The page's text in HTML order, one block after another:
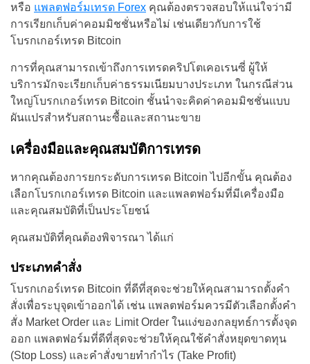
หรือ แพลตฟอร์มเทรด Forex คุณต้องตรวจสอบให้แน่ใจว่ามี
การเรียกเก็บค่าคอมมิชชั่นหรือไม่ เช่นเดียวกับการใช้
โบรกเกอร์เทรด Bitcoin
การที่คุณสามารถเข้าถึงการเทรดคริปโตเคอเรนซี่ ผู้ให้
บริการมักจะเรียกเก็บค่าธรรมเนียมบางประเภท ในกรณีส่วน
ใหญ่โบรกเกอร์เทรด Bitcoin ชั้นนำจะคิดค่าคอมมิชชั่นแบบ
ผันแปรสำหรับสถานะซื้อและสถานะขาย
เครื่องมือและคุณสมบัติการเทรด
หากคุณต้องการยกระดับการเทรด Bitcoin ไปอีกขั้น คุณต้อง
เลือกโบรกเกอร์เทรด Bitcoin และแพลตฟอร์มที่มีเครื่องมือ
และคุณสมบัติที่เป็นประโยชน์
คุณสมบัติที่คุณต้องพิจารณา ได้แก่
ประเภทคำสั่ง
โบรกเกอร์เทรด Bitcoin ที่ดีที่สุดจะช่วยให้คุณสามารถตั้งคำ
สั่งเพื่อระบุจุดเข้าออกได้ เช่น แพลตฟอร์มควรมีตัวเลือกตั้งคำ
สั่ง Market Order และ Limit Order ในแง่ของกลยุทธ์การตั้งจุด
ออก แพลตฟอร์มที่ดีที่สุดจะช่วยให้คุณใช้คำสั่งหยุดขาดทุน
(Stop Loss) และคำสั่งขายทำกำไร (Take Profit)